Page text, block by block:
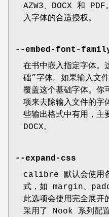
AZW3、DOCX 和
入字体的合适授权。
--embed-font-
在书中嵌入指定字体。
础”字体。如果输入文
覆盖这个基础字体。你
项来去除输入文件的字
些输出格式中有用，主
DOCX。
--expand-css
calibre 默认会使用
式，如 margin、
此选项会使用完全展开
采用了 Nook 系列配